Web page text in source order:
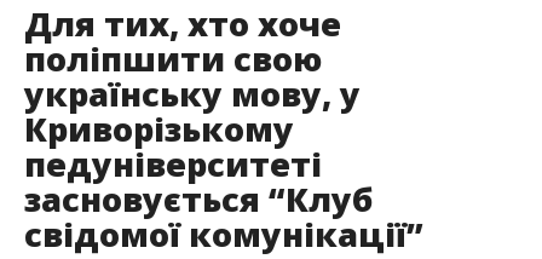
Для тих, хто хоче
поліпшити свою
українську мову, у
Криворізькому
педуніверситеті
засновується “Клуб
свідомої комунікації”